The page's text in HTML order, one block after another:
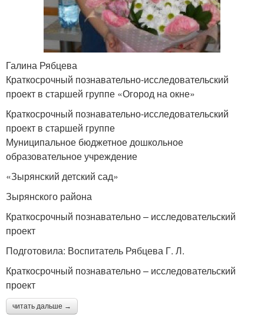
Галина Рябцева
Краткосрочный познавательно-исследовательский
проект в старшей группе «Огород на окне»
Краткосрочный познавательно-исследовательский
проект в старшей группе
Муниципальное бюджетное дошкольное
образовательное учреждение
«Зырянский детский сад»
Зырянского района
Краткосрочный познавательно – исследовательский
проект
Подготовила: Воспитатель Рябцева Г. Л.
Краткосрочный познавательно – исследовательский
проект
читать дальше →